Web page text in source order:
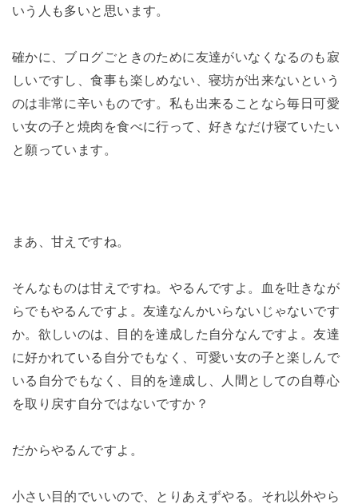
いう人も多いと思います。
確かに、ブログごときのために友達がいなくなるのも寂
しいですし、食事も楽しめない、寝坊が出来ないという
のは非常に辛いものです。私も出来ることなら毎日可愛
い女の子と焼肉を食べに行って、好きなだけ寝ていたい
と願っています。
まあ、甘えですね。
そんなものは甘えですね。やるんですよ。血を吐きなが
らでもやるんですよ。友達なんかいらないじゃないです
か。欲しいのは、目的を達成した自分なんですよ。友達
に好かれている自分でもなく、可愛い女の子と楽しんで
いる自分でもなく、目的を達成し、人間としての自尊心
を取り戻す自分ではないですか？
だからやるんですよ。
小さい目的でいいので、とりあえずやる。それ以外やら